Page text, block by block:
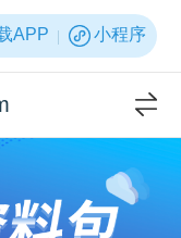
APP 小程序